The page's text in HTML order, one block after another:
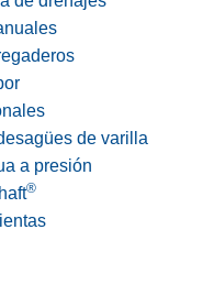
de varilla
a presión
®